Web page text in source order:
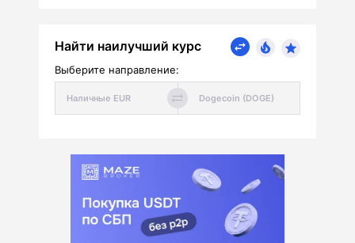
Найти наилучший курс
Выберите направление: